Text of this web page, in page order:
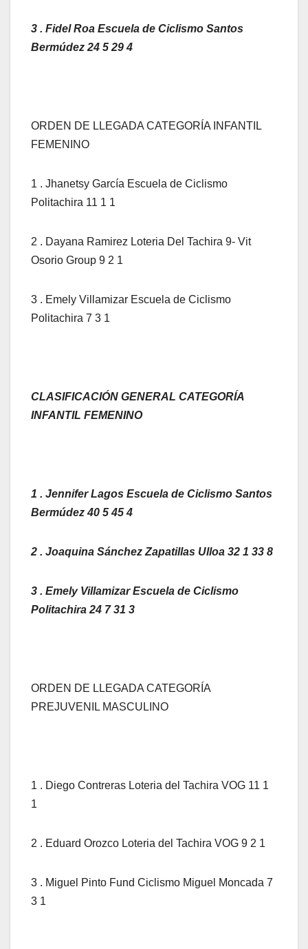
3 . Fidel Roa Escuela de Ciclismo Santos
Bermúdez 24 5 29 4
ORDEN DE LLEGADA CATEGORÍA INFANTIL
FEMENINO
1 . Jhanetsy García Escuela de Ciclismo
Politachira 11 1 1
2 . Dayana Ramirez Loteria Del Tachira 9- Vit
Osorio Group 9 2 1
3 . Emely Villamizar Escuela de Ciclismo
Politachira 7 3 1
CLASIFICACIÓN GENERAL CATEGORÍA
INFANTIL FEMENINO
1 . Jennifer Lagos Escuela de Ciclismo Santos
Bermúdez 40 5 45 4
2 . Joaquina Sánchez Zapatillas Ulloa 32 1 33 8
3 . Emely Villamizar Escuela de Ciclismo
Politachira 24 7 31 3
ORDEN DE LLEGADA CATEGORÍA
PREJUVENIL MASCULINO
1 . Diego Contreras Loteria del Tachira VOG 11 1
1
2 . Eduard Orozco Loteria del Tachira VOG 9 2 1
3 . Miguel Pinto Fund Ciclismo Miguel Moncada 7
3 1